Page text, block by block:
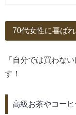
70代女性に喜ば
「自分では買わな
す！
高級お茶やコーヒ